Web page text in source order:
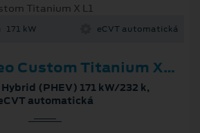
171 kW eCVT automatická
Ford Tourneo Custom Titanium X L1
(PHEV) 171 kW/232 k,
automatická